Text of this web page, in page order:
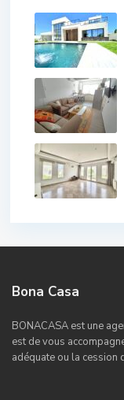
Bona Casa
BONACASA est une
est de vous
adéquate ou la cession